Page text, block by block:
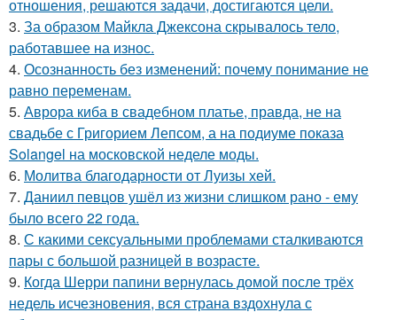
отношения, решаются задачи, достигаются цели.
3. За образом Майкла Джексона скрывалось тело,
работавшее на износ.
4. Осознанность без изменений: почему понимание не
равно переменам.
5. Аврора киба в свадебном платье, правда, не на
свадьбе с Григорием Лепсом, а на подиуме показа
Solangel на московской неделе моды.
6. Молитва благодарности от Луизы хей.
7. Даниил певцов ушёл из жизни слишком рано - ему
было всего 22 года.
8. С какими сексуальными проблемами сталкиваются
пары с большой разницей в возрасте.
9. Когда Шерри папини вернулась домой после трёх
недель исчезновения, вся страна вздохнула с